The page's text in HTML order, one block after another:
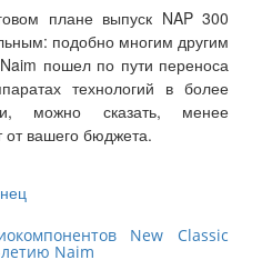
плане выпуск NAP 300
подобно многим другим
пошел по пути переноса
технологий в более
можно сказать, менее
от вашего бюджета.
New Classic
Naim